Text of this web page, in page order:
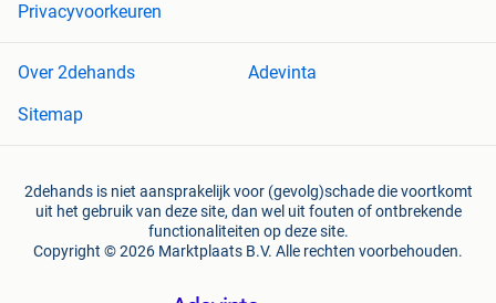
Privacyvoorkeuren
Over 2dehands
Adevinta
Sitemap
2dehands is niet aansprakelijk voor (gevolg)schade die voortkomt
uit het gebruik van deze site, dan wel uit fouten of ontbrekende
functionaliteiten op deze site.
Copyright © 2026 Marktplaats B.V. Alle rechten voorbehouden.